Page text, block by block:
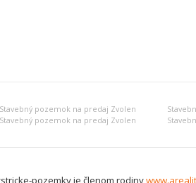
Stavebný pozemok na predaj Zvolen
Stavebný pozemok na predaj Zvolen
pozemky je členom rodiny